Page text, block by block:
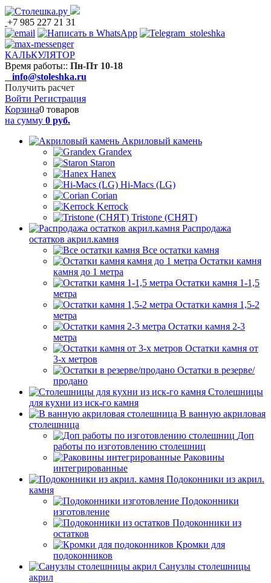
+7 985 227 21 31
КАЛЬКУЛЯТОР
Время работы:: Пн-Пт 10-18
info@stoleshka.ru
Получить расчет
Войти Регистрация
Корзина0 товаров
на сумму 0 руб.
Акриловый камень
Grandex
Staron
Hanex
Hi-Macs (LG)
Corian
Kerrock
Tristone (СНЯТ)
Распродажа
остатков акрил.камня
Все остатки камня
Остатки камня
камня до 1 метра
Остатки камня 1-1,5
метра
Остатки камня 1,5-2
метра
Остатки камня 2-3
метра
Остатки камня от
3-х метров
Остатки в резерве/
продано
Столешницы
для кухни из иск-го камня
В ванную акриловая
столешница
Доп
работы по изготовлению столешниц
Раковины
интегрированные
Подоконники из акрил.
камня
Подоконники
изготовление
Подоконники из
остатков
Кромки для
подоконников
Санузлы столешницы
акрил